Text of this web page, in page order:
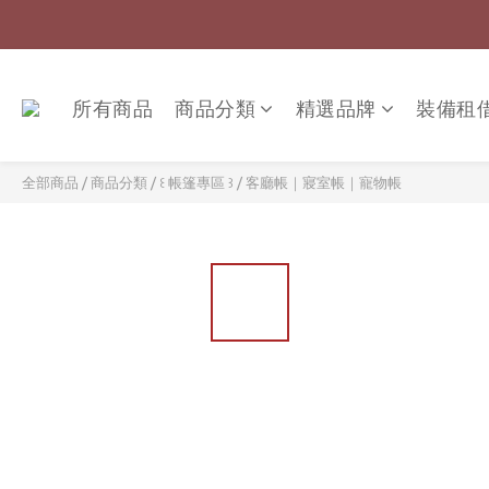
所有商品 商品分類 精選品牌 裝備租
全部商品 / 商品分類 / ꒰ 帳篷專區 ꒱ / 客廳帳｜寢室帳｜寵物帳